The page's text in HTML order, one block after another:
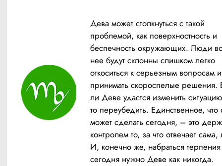
Дева может столкнуться с такой
проблемой, как поверхностность и
беспечность окружающих. Люди
нее будут склонны слишком легко
откоситься к серьезным вопросам и
принимать скороспелые решения.
ли Деве удастся изменить
то переубедить. Единственное, что
может сделать сегодня, – это
контролем то, за что отвечает
И, конечно же, набраться
сегодня нужно Деве как никогда.